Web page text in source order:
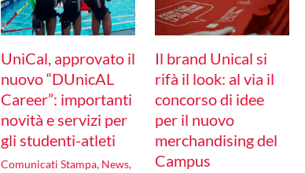
UniCal, approvato il
nuovo “DUnicAL
Career”: importanti
novità e servizi per
gli studenti-atleti
Comunicati Stampa, News,
Il brand Unical si
rifà il look: al via il
concorso di idee
per il nuovo
merchandising del
Campus